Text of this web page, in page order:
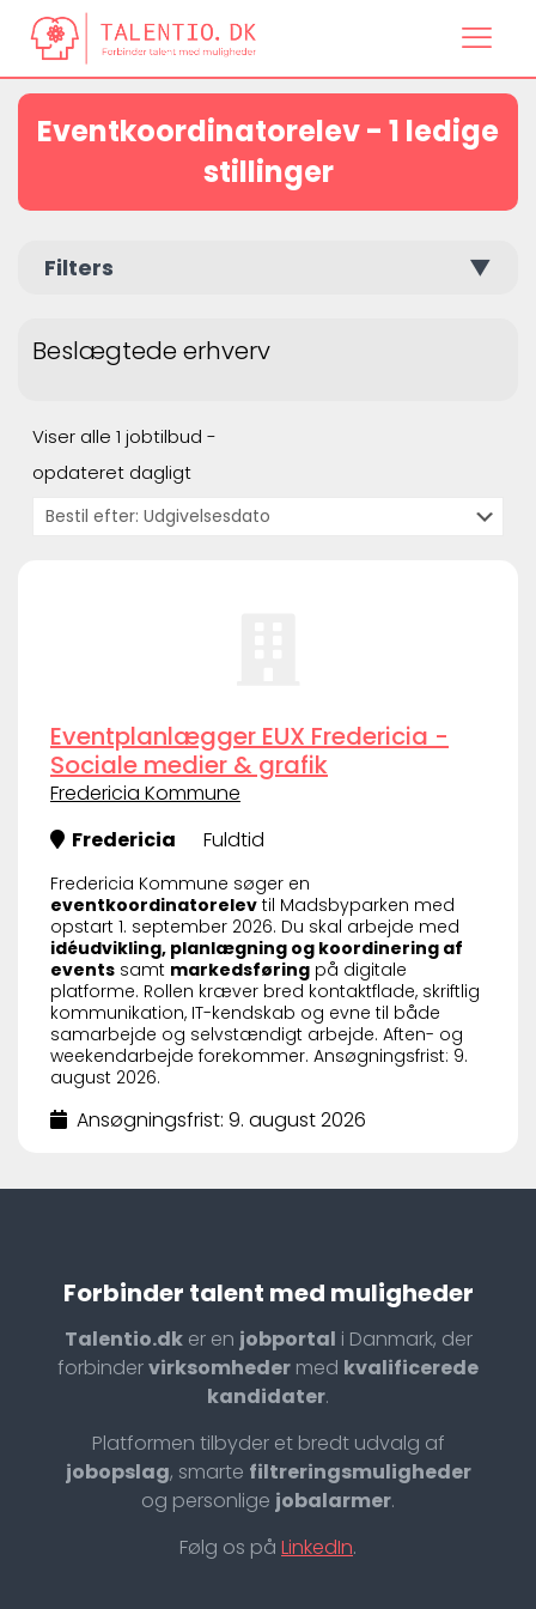
Eventkoordinatorelev - 1 ledige
stillinger
Filters ▼
Beslægtede erhverv
Viser alle 1 jobtilbud -
opdateret dagligt
Eventplanlægger EUX Fredericia -
Sociale medier & grafik
Fredericia Kommune
Fredericia
Fuldtid
Fredericia Kommune søger en
eventkoordinatorelev til Madsbyparken med
opstart 1. september 2026. Du skal arbejde med
idéudvikling, planlægning og koordinering af
events samt markedsføring på digitale
platforme. Rollen kræver bred kontaktflade, skriftlig
kommunikation, IT-kendskab og evne til både
samarbejde og selvstændigt arbejde. Aften- og
weekendarbejde forekommer. Ansøgningsfrist: 9.
august 2026.
Ansøgningsfrist: 9. august 2026
Forbinder talent med muligheder
Talentio.dker en jobportal i Danmark, der
forbindervirksomheder med kvalificerede
kandidater.
Platformen tilbyder et bredt udvalg af
jobopslag, smarte filtreringsmuligheder
og personlige jobalarmer.
Følg os på LinkedIn.